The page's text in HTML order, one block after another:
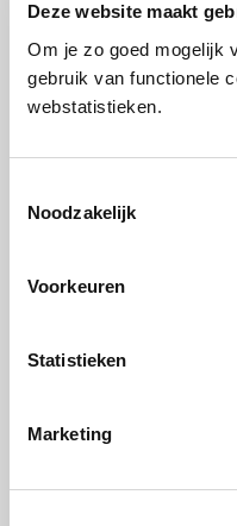
Deze website maakt
Om je zo goed mogelijk
gebruik van functionele
webstatistieken.
Noodzakelijk
Voorkeuren
Statistieken
Marketing
opdracht van
geven en praktisch
school en lessen.